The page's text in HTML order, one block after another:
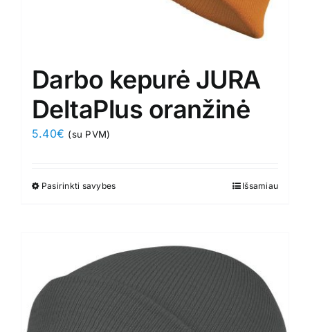
Darbo kepurė JURA
DeltaPlus oranžinė
5.40€ (su PVM)
Pasirinkti savybesThis
multiple
The
options
may
Išsamiau